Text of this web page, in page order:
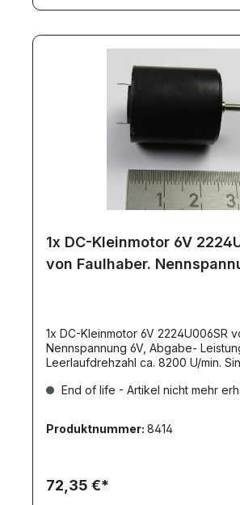
1x DC-Kleinmotor 6V
von Faulhaber.
1x DC-Kleinmotor 6V 2224U006SR
Nennspannung 6V, Abgabe-
Leerlaufdrehzahl ca. 8200 U/min.
beschichtetGewicht:
6mmWirkungsgrad:
Gabelstapler der Firma robbe
End of life - Artikel nicht mehr
Produktnummer: 8414
72,35 €*